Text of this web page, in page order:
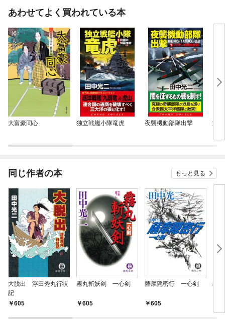
あわせてよく買われている本
大富豪同心 独立戦艦小隊竜虎 夜襲機動部隊出撃 激
同じ作者の本 もっと見る
大脱出 浮田秀丸行状
記
605
霧丸斬妖剣 一心剣
605
薩摩隠密行 一心剣
605
秘